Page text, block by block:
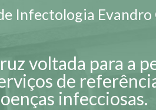
Infectologia Evandro
voltada para a
de
infecciosas.